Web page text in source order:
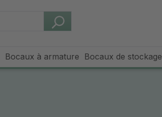
Bocaux à armature Bocaux de stockage